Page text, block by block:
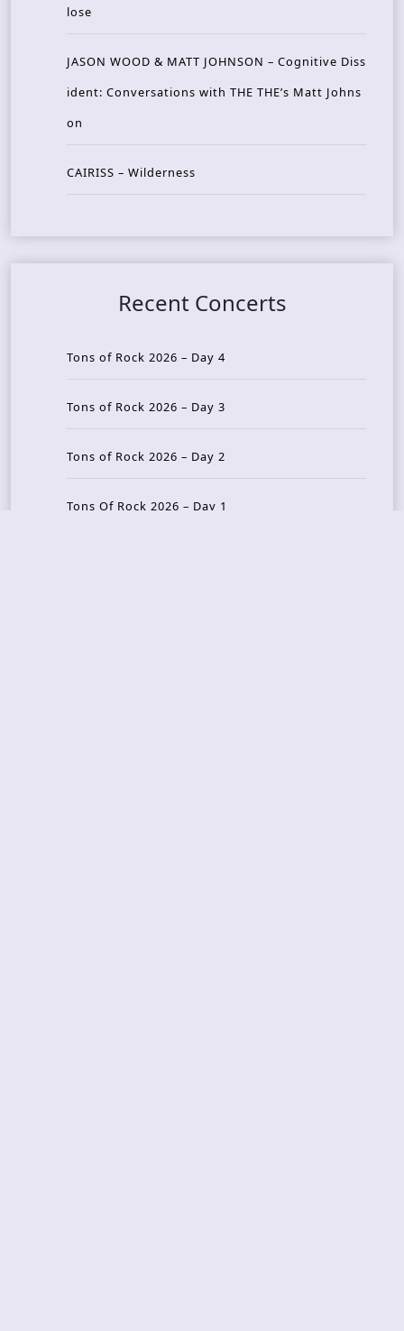
lose
JASON WOOD & MATT JOHNSON – Cognitive Diss
ident: Conversations with THE THE’s Matt Johns
on
CAIRISS – Wilderness
Recent Concerts
Tons of Rock 2026 – Day 4
Tons of Rock 2026 – Day 3
Tons of Rock 2026 – Day 2
Tons Of Rock 2026 – Day 1